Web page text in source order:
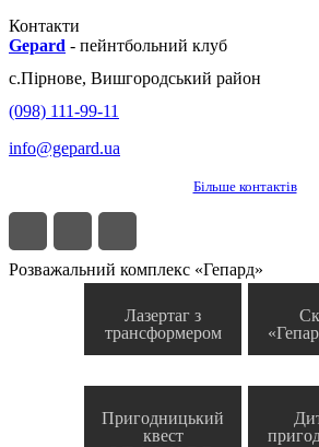
Контакти
Gepard - пейнтбольний клуб
с.Пірнове, Вишгородський район
(098) 111-99-11
info@gepard.ua
Більше контактів
Розважальний комплекс «Гепард»
Лазертаг з
трансформером
Пригодницький
квест